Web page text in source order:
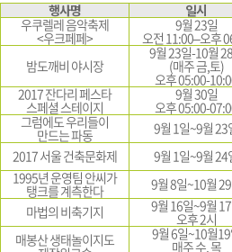
행사명 일시
우쿠렐레 음악축제
<우크페페>
9월 23일
오전 11:00–오후
밤도깨비 야시장
9월 23일-10월
(매주 금,토)
오후 05:00-
2017 잔다리 페스타
스페셜 스테이지
9월 30일
오후 05:00-
그럼에도 우리들이
만드는 파동 9월 1일~9월 23
2017 서울 건축문화제
9월 1일~9월 24
1995년 운영팀 안씨가
탱크를 계측한다 9월 8일~10월
마법의 비축기지
9월 16일~9월
오후 2시
매봉산 생태놀이지도
9월 6일~10월
매주 수, 목